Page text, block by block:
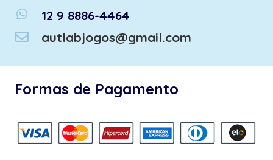
whatsapp
12 9 8886-4464
autlabjogos@gmail.com
Formas de Pagamento